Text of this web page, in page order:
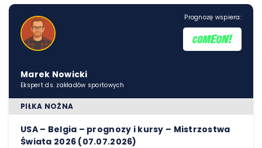
Prognozę wspiera:
Marek Nowicki
Ekspert ds. zakładów sportowych
PIŁKA NOŻNA
USA – Belgia – prognozy i kursy – Mistrzostwa
Świata 2026 (07.07.2026)